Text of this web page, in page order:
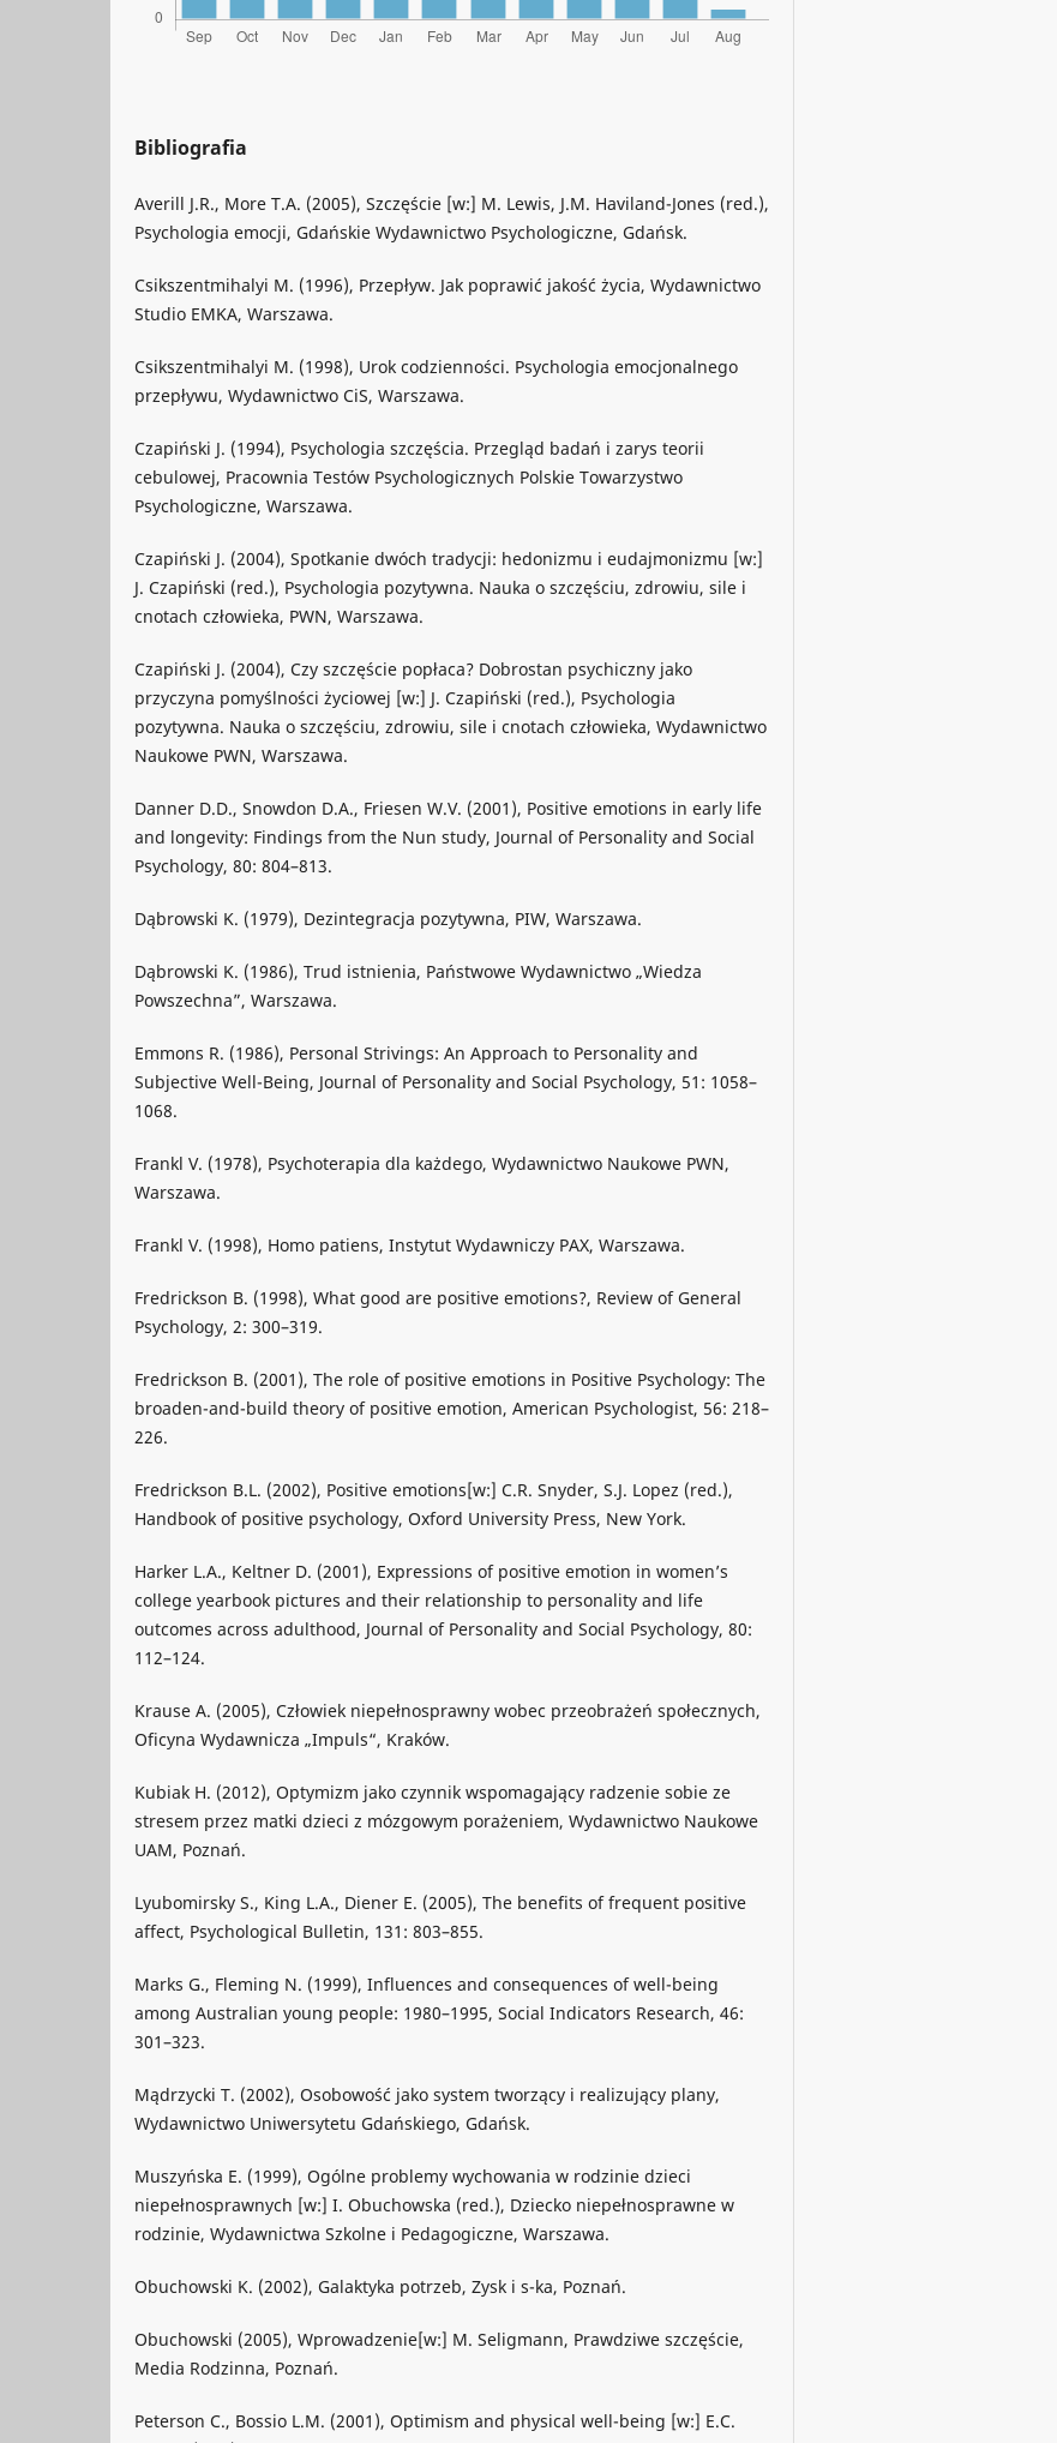
Bibliografia
Averill J.R., More T.A. (2005), Szczęście [w:] M. Lewis, J.M. Haviland-Jones (red.),
Psychologia emocji, Gdańskie Wydawnictwo Psychologiczne, Gdańsk.
Csikszentmihalyi M. (1996), Przepływ. Jak poprawić jakość życia, Wydawnictwo
Studio EMKA, Warszawa.
Csikszentmihalyi M. (1998), Urok codzienności. Psychologia emocjonalnego
przepływu, Wydawnictwo CiS, Warszawa.
Czapiński J. (1994), Psychologia szczęścia. Przegląd badań i zarys teorii
cebulowej, Pracownia Testów Psychologicznych Polskie Towarzystwo
Psychologiczne, Warszawa.
Czapiński J. (2004), Spotkanie dwóch tradycji: hedonizmu i eudajmonizmu [w:]
J. Czapiński (red.), Psychologia pozytywna. Nauka o szczęściu, zdrowiu, sile i
cnotach człowieka, PWN, Warszawa.
Czapiński J. (2004), Czy szczęście popłaca? Dobrostan psychiczny jako
przyczyna pomyślności życiowej [w:] J. Czapiński (red.), Psychologia
pozytywna. Nauka o szczęściu, zdrowiu, sile i cnotach człowieka, Wydawnictwo
Naukowe PWN, Warszawa.
Danner D.D., Snowdon D.A., Friesen W.V. (2001), Positive emotions in early life
and longevity: Findings from the Nun study, Journal of Personality and Social
Psychology, 80: 804–813.
Dąbrowski K. (1979), Dezintegracja pozytywna, PIW, Warszawa.
Dąbrowski K. (1986), Trud istnienia, Państwowe Wydawnictwo „Wiedza
Powszechna”, Warszawa.
Emmons R. (1986), Personal Strivings: An Approach to Personality and
Subjective Well-Being, Journal of Personality and Social Psychology, 51: 1058–
1068.
Frankl V. (1978), Psychoterapia dla każdego, Wydawnictwo Naukowe PWN,
Warszawa.
Frankl V. (1998), Homo patiens, Instytut Wydawniczy PAX, Warszawa.
Fredrickson B. (1998), What good are positive emotions?, Review of General
Psychology, 2: 300–319.
Fredrickson B. (2001), The role of positive emotions in Positive Psychology: The
broaden-and-build theory of positive emotion, American Psychologist, 56: 218–
226.
Fredrickson B.L. (2002), Positive emotions[w:] C.R. Snyder, S.J. Lopez (red.),
Handbook of positive psychology, Oxford University Press, New York.
Harker L.A., Keltner D. (2001), Expressions of positive emotion in women’s
college yearbook pictures and their relationship to personality and life
outcomes across adulthood, Journal of Personality and Social Psychology, 80:
112–124.
Krause A. (2005), Człowiek niepełnosprawny wobec przeobrażeń społecznych,
Oficyna Wydawnicza „Impuls“, Kraków.
Kubiak H. (2012), Optymizm jako czynnik wspomagający radzenie sobie ze
stresem przez matki dzieci z mózgowym porażeniem, Wydawnictwo Naukowe
UAM, Poznań.
Lyubomirsky S., King L.A., Diener E. (2005), The benefits of frequent positive
affect, Psychological Bulletin, 131: 803–855.
Marks G., Fleming N. (1999), Influences and consequences of well-being
among Australian young people: 1980–1995, Social Indicators Research, 46:
301–323.
Mądrzycki T. (2002), Osobowość jako system tworzący i realizujący plany,
Wydawnictwo Uniwersytetu Gdańskiego, Gdańsk.
Muszyńska E. (1999), Ogólne problemy wychowania w rodzinie dzieci
niepełnosprawnych [w:] I. Obuchowska (red.), Dziecko niepełnosprawne w
rodzinie, Wydawnictwa Szkolne i Pedagogiczne, Warszawa.
Obuchowski K. (2002), Galaktyka potrzeb, Zysk i s-ka, Poznań.
Obuchowski (2005), Wprowadzenie[w:] M. Seligmann, Prawdziwe szczęście,
Media Rodzinna, Poznań.
Peterson C., Bossio L.M. (2001), Optimism and physical well-being [w:] E.C.